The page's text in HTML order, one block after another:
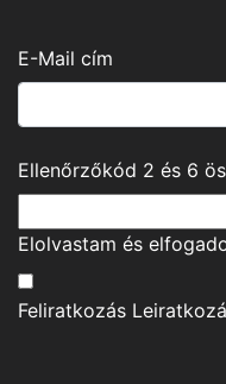
E-Mail cím
Ellenőrzőkód 2 és 6
Elolvastam és
Feliratkozás